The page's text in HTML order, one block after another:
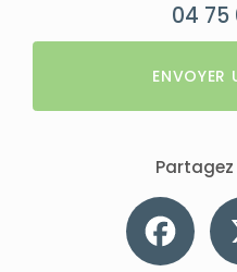
04 75
ENVOYER